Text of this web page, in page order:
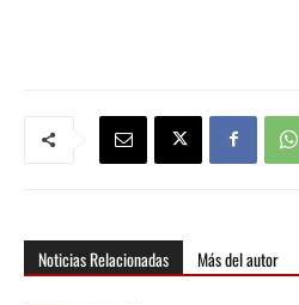
Noticias Relacionadas Más del autor